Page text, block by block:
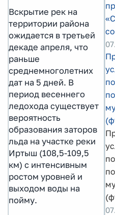
Вскрытие рек на
территории района
ожидается в третьей
декаде апреля, что
раньше
среднемноголетних
дат на 5 дней. В
период весеннего
ледохода существует
вероятность
образования заторов
льда на участке реки
Иртыш (108,5-109,5
км) с интенсивным
ростом уровней и
выходом воды на
пойму.